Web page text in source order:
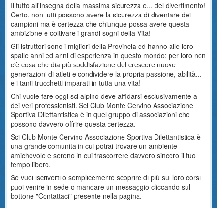
Il tutto all'insegna della massima sicurezza e... del divertimento!
Certo, non tutti possono avere la sicurezza di diventare dei
campioni ma è certezza che chiunque possa avere questa
ambizione e coltivare i grandi sogni della Vita!
Gli istruttori sono i migliori della Provincia ed hanno alle loro
spalle anni ed anni di esperienza in questo mondo; per loro non
c'è cosa che dia più soddisfazione del crescere nuove
generazioni di atleti e condividere la propria passione, abilità...
e i tanti trucchetti imparati in tutta una vita!
Chi vuole fare oggi sci alpino deve affidarsi esclusivamente a
dei veri professionisti. Sci Club Monte Cervino Associazione
Sportiva Dilettantistica è in quel gruppo di associazioni che
possono davvero offrire questa certezza.
Sci Club Monte Cervino Associazione Sportiva Dilettantistica è
una grande comunità in cui potrai trovare un ambiente
amichevole e sereno in cui trascorrere davvero sincero il tuo
tempo libero.
Se vuoi iscriverti o semplicemente scoprire di più sui loro corsi
puoi venire in sede o mandare un messaggio cliccando sul
bottone "Contattaci" presente nella pagina.